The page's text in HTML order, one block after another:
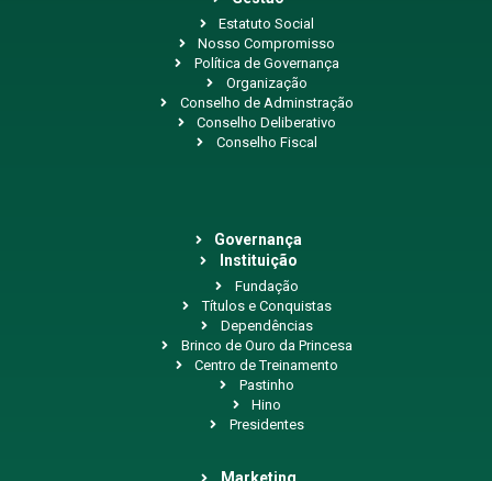
Estatuto Social
Nosso Compromisso
Política de Governança
Organização
Conselho de Adminstração
Conselho Deliberativo
Conselho Fiscal
Governança
Instituição
Fundação
Títulos e Conquistas
Dependências
Brinco de Ouro da Princesa
Centro de Treinamento
Pastinho
Hino
Presidentes